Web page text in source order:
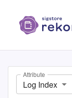
Attribute
Log Index